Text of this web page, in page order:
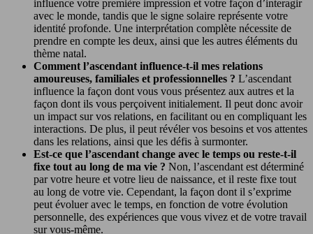
influence votre première impression et votre façon d’interagir
avec le monde, tandis que le signe solaire représente votre
identité profonde. Une interprétation complète nécessite de
prendre en compte les deux, ainsi que les autres éléments du
thème natal.
Comment l’ascendant influence-t-il mes relations
amoureuses, familiales et professionnelles ? L’ascendant
influence la façon dont vous vous présentez aux autres et la
façon dont ils vous perçoivent initialement. Il peut donc avoir
un impact sur vos relations, en facilitant ou en compliquant les
interactions. De plus, il peut révéler vos besoins et vos attentes
dans les relations, ainsi que les défis à surmonter.
Est-ce que l’ascendant change avec le temps ou reste-t-il
fixe tout au long de ma vie ? Non, l’ascendant est déterminé
par votre heure et votre lieu de naissance, et il reste fixe tout
au long de votre vie. Cependant, la façon dont il s’exprime
peut évoluer avec le temps, en fonction de votre évolution
personnelle, des expériences que vous vivez et de votre travail
sur vous-même.